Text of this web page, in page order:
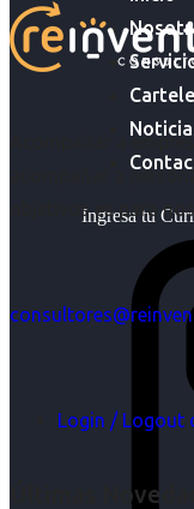
Ingresa tu
Acompañar a
acompañar a
objetivos es para
Login / Logout
Últimas